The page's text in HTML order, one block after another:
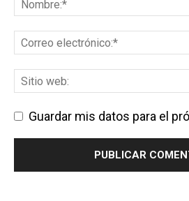
Guardar mis datos para el